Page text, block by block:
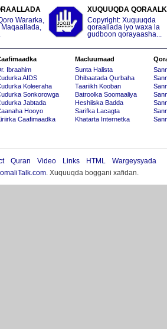
Wararka,
XUQUUQDA
Copyright: Xuquuqda
qoraallada iyo waxa la
gudboon qorayaasha...
Ibraahim
AIDS
Koleeraha
Sonkorowga
Jabtada
Hooyo
Caafimaadka
Macluumaad
Sunta Halista
Dhibaatada Qurbaha
Taariikh Kooban
Batroolka Soomaaliya
Heshiiska Badda
Sarifka Lacagta
Khatarta Internetka
Quran Video Links HTML
Wargeysyada
. Xuquuqda boggani xafidan.